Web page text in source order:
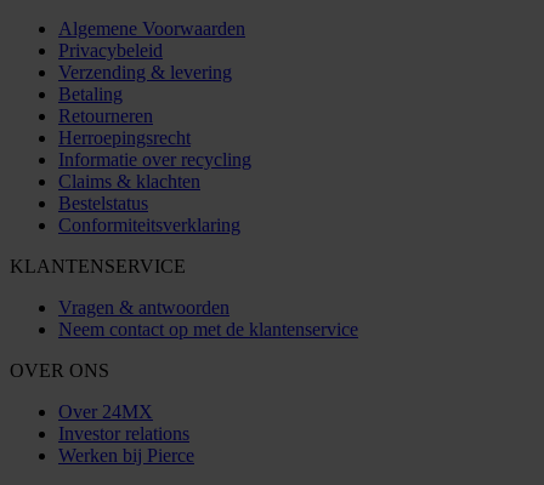
Algemene Voorwaarden
Privacybeleid
Verzending & levering
Betaling
Retourneren
Herroepingsrecht
Informatie over recycling
Claims & klachten
Bestelstatus
Conformiteitsverklaring
KLANTENSERVICE
Vragen & antwoorden
Neem contact op met de klantenservice
OVER ONS
Over 24MX
Investor relations
Werken bij Pierce